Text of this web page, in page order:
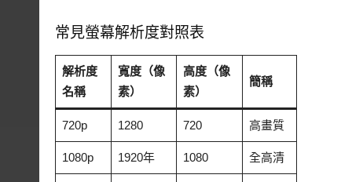
常見螢幕解析度對照表
解析度
名稱
寬度（像
素）
高度（像
素）
簡稱
720p 1280 720 高畫質
1080p 1920年 1080 全高清